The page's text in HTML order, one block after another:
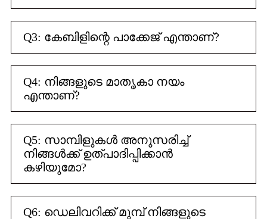
Q3: കേബിളിന്റെ പാക്കേജ് എന്താണ്?
Q4: നിങ്ങളുടെ മാതൃകാ നയം
എന്താണ്?
Q5: സാമ്പിളുകൾ അനുസരിച്ച്
നിങ്ങൾക്ക് ഉത്പാദിപ്പിക്കാൻ
കഴിയുമോ?
Q6: ഡെലിവറിക്ക് മുമ്പ് നിങ്ങളുടെ